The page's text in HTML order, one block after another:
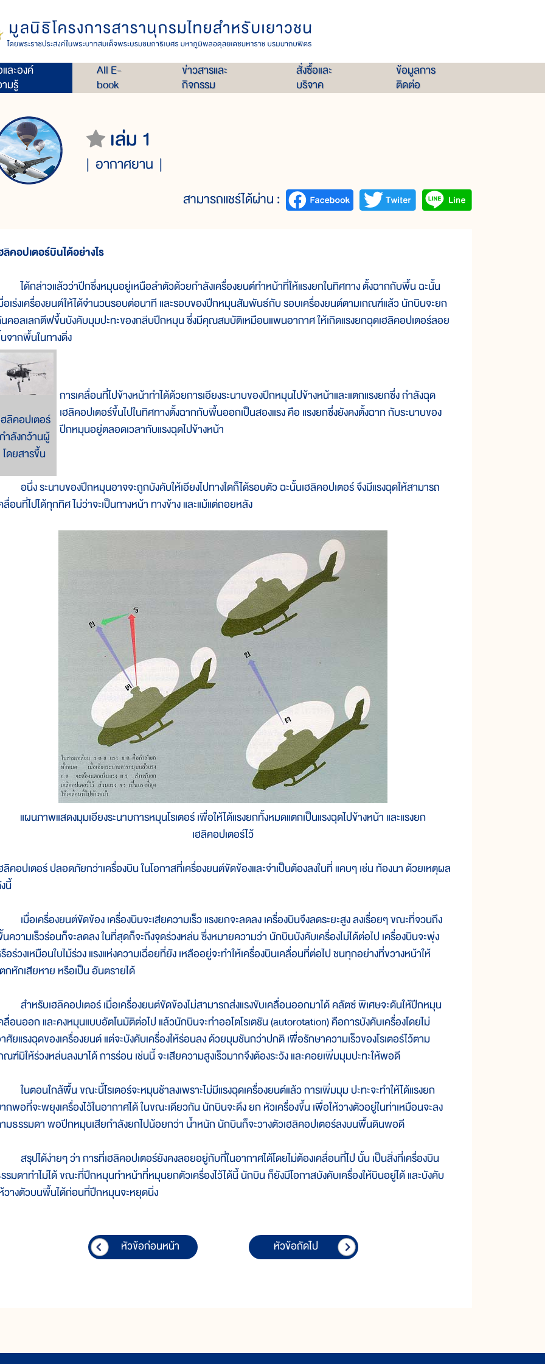
ละองค์
มรู้
All E-
book
ข่าวสารและ
กิจกรรม
สั่งซื้อและ
บริจาค
ข้อมูลการ
ติดต่อ
เล่ม 1
อากาศยาน
สามารถแชร์ได้ผ่าน :
ลิคอปเตอร์บินได้อย่างไร
ได้กล่าวแล้วว่าปีกซึ่งหมุนอยู่เหนือลำตัวด้วยกำลังเครื่องยนต์ทำหน้าที่ให้แรงยกในทิศทาง ตั้งฉากกับพื้น ฉะนั้น
อเร่งเครื่องยนต์ให้ได้จำนวนรอบต่อนาที และรอบของปีกหมุนสัมพันธ์กับ รอบเครื่องยนต์ตามเกณฑ์แล้ว นักบินจะยก
คอลเลกตีฟขึ้นบังคับมุมปะทะของกลีบปีกหมุน ซึ่งมีคุณสมบัติเหมือนแพนอากาศ ให้เกิดแรงยกฉุดเฮลิคอปเตอร์ลอย
จากพื้นในทางดิ่ง
ฮลิคอปเตอร์
กำลังกว้านผู้
โดยสารขึ้น
การเคลื่อนที่ไปข้างหน้าทำได้ด้วยการเอียงระนาบของปีกหมุนไปข้างหน้าและแตกแรงยกซึ่ง กำลังฉุด
เฮลิคอปเตอร์ขึ้นไปในทิศทางตั้งฉากกับพื้นออกเป็นสองแรง คือ แรงยกซึ่งยังคงตั้งฉาก กับระนาบของ
ปีกหมุนอยู่ตลอดเวลากับแรงฉุดไปข้างหน้า
อนึ่ง ระนาบของปีกหมุนอาจจะถูกบังคับให้เอียงไปทางใดก็ได้รอบตัว ฉะนั้นเฮลิคอปเตอร์ จึงมีแรงฉุดให้สามารถ
ลื่อนที่ไปได้ทุกทิศ ไม่ว่าจะเป็นทางหน้า ทางข้าง และแม้แต่ถอยหลัง
แผนภาพแสดงมุมเอียงระนาบการหมุนโรเตอร์ เพื่อให้ได้แรงยกทั้งหมดแตกเป็นแรงฉุดไปข้างหน้า และแรงยก
เฮลิคอปเตอร์ไว้
ลิคอปเตอร์ ปลอดภัยกว่าเครื่องบิน ในโอกาสที่เครื่องยนต์ขัดข้องและจำเป็นต้องลงในที่ แคบๆ เช่น ท้องนา ด้วยเหตุผล
นี้
เมื่อเครื่องยนต์ขัดข้อง เครื่องบินจะเสียความเร็ว แรงยกจะลดลง เครื่องบินจึงลดระยะสูง ลงเรื่อยๆ ขณะที่จวนถึง
ความเร็วร่อนก็จะลดลง ในที่สุดก็จะถึงจุดร่วงหล่น ซึ่งหมายความว่า นักบินบังคับเครื่องไม่ได้ต่อไป เครื่องบินจะพุ่ง
อร่วงเหมือนใบไม้ร่วง แรงแห่งความเฉื่อยที่ยัง เหลืออยู่จะทำให้เครื่องบินเคลื่อนที่ต่อไป ชนทุกอย่างที่ขวางหน้าให้
กหักเสียหาย หรือเป็น อันตรายได้
สำหรับเฮลิคอปเตอร์ เมื่อเครื่องยนต์ขัดข้องไม่สามารถส่งแรงขับเคลื่อนออกมาได้ คลัตซ์ พิเศษจะดันให้ปีกหมุน
ลื่อนออก และคงหมุนแบบอัตโนมัติต่อไป แล้วนักบินจะทำออโตโรเตชัน (autorotation) คือการบังคับเครื่องโดยไม่
ศัยแรงฉุดของเครื่องยนต์ แต่จะบังคับเครื่องให้ร่อนลง ด้วยมุมชันกว่าปกติ เพื่อรักษาความเร็วของโรเตอร์ไว้ตาม
ณฑ์มิให้ร่วงหล่นลงมาได้ การร่อน เช่นนี้ จะเสียความสูงเร็วมากจึงต้องระวัง และคอยเพิ่มมุมปะทะให้พอดี
ในตอนใกล้พื้น ขณะนี้โรเตอร์จะหมุนช้าลงเพราะไม่มีแรงฉุดเครื่องยนต์แล้ว การเพิ่มมุม ปะทะจะทำให้ได้แรงยก
กพอที่จะพยุงเครื่องไว้ในอากาศได้ ในขณะเดียวกัน นักบินจะดึง ยก หัวเครื่องขึ้น เพื่อให้วางตัวอยู่ในท่าเหมือนจะลง
มธรรมดา พอปีกหมุนเสียกำลังยกไปน้อยกว่า น้ำหนัก นักบินก็จะวางตัวเฮลิคอปเตอร์ลงบนพื้นดินพอดี
สรุปได้ง่ายๆ ว่า การที่เฮลิคอปเตอร์ยังคงลอยอยู่กับที่ในอากาศได้โดยไม่ต้องเคลื่อนที่ไป นั้น เป็นสิ่งที่เครื่องบิน
รมดาทำไม่ได้ ขณะที่ปีกหมุนทำหน้าที่หมุนยกตัวเครื่องไว้ได้นี้ นักบิน ก็ยังมีโอกาสบังคับเครื่องให้บินอยู่ได้ และบังคับ
วางตัวบนพื้นได้ก่อนที่ปีกหมุนจะหยุดนิ่ง
หัวข้อก่อนหน้า หัวข้อถัดไป